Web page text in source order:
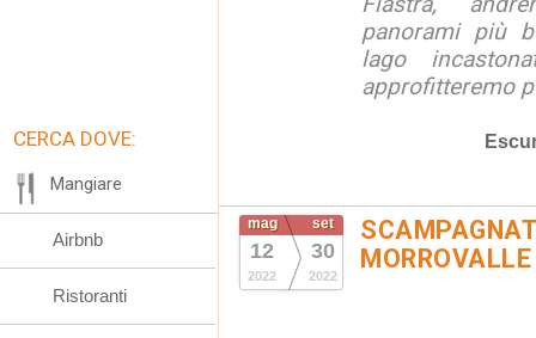
panorami più
lago
approfitteremo
mag
12
2022
set
30
2022
MORROVALLE
CERCA DOVE:
Mangiare
Airbnb
Ristoranti